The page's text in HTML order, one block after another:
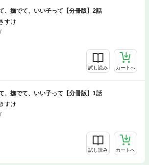
、撫でて、いい子って【分冊版】2話
すけ
試し読み カートへ
、撫でて、いい子って【分冊版】1話
すけ
試し読み カートへ